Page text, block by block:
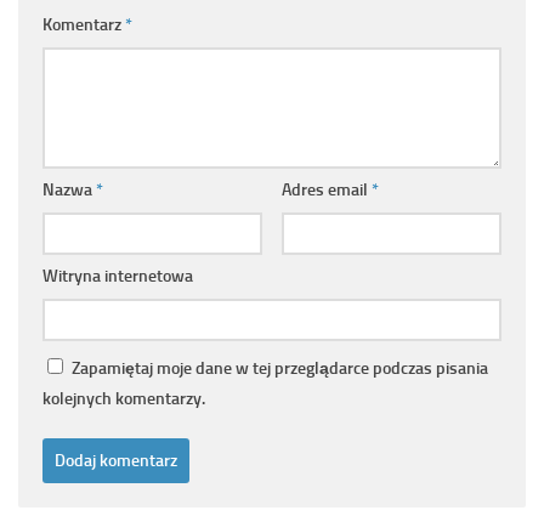
Komentarz*
Nazwa* Adres email *
Witryna internetowa
Zapamiętaj moje dane w tej przeglądarce podczas pisania
kolejnych komentarzy.